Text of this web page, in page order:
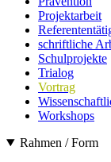
Projektarbeit
schriftliche
Schulprojekte
Trialog
Vortrag
Workshops
Rahmen / Form